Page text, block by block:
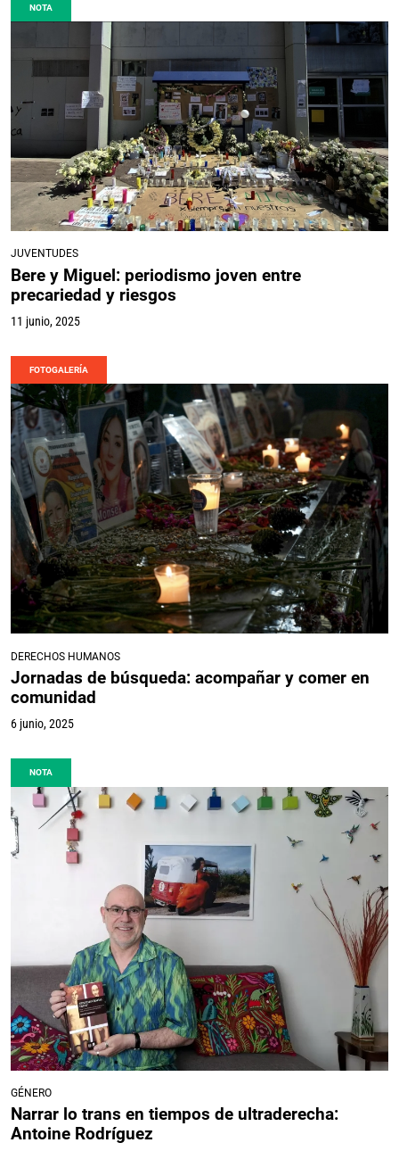
NOTA
JUVENTUDES
Bere y Miguel: periodismo joven entre
precariedad y riesgos
11 junio, 2025
FOTOGALERÍA
DERECHOS HUMANOS
Jornadas de búsqueda: acompañar y comer en
comunidad
6 junio, 2025
NOTA
GÉNERO
Narrar lo trans en tiempos de ultraderecha:
Antoine Rodríguez